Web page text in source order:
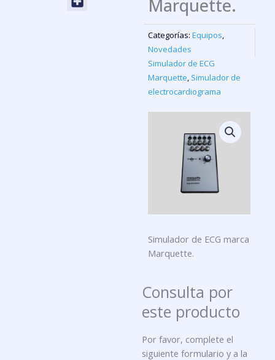
Marquette.
Categorías: Equipos,
Novedades
Simulador de ECG
Marquette, Simulador de
electrocardiograma
Simulador de ECG marca
Marquette.
Consulta por
este producto
Por favor, complete el
siguiente formulario y a la